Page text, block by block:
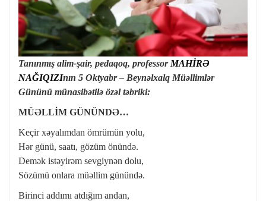
Tanınmış alim-şair, pedaqoq, professor MAHİRƏ
NAĞIQIZInın 5 Oktyabr – Beynəlxalq Müəllimlər
Gününü münasibətilə özəl təbriki:
MÜƏLLİM GÜNÜNDƏ…
Keçir xəyalımdan ömrümün yolu,
Hər günü, saatı, gözüm önündə.
Demək istəyirəm sevgiynən dolu,
Sözümü onlara müəllim günündə.
Birinci addımı atdığım andan,